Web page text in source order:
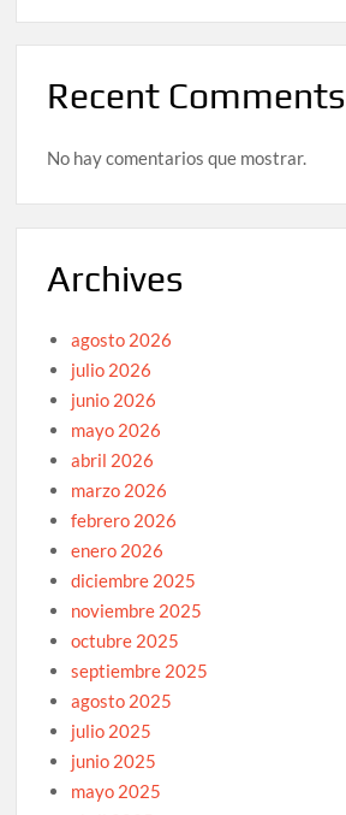
Recent Comments
No hay comentarios que mostrar.
Archives
agosto 2026
julio 2026
junio 2026
mayo 2026
abril 2026
marzo 2026
febrero 2026
enero 2026
diciembre 2025
noviembre 2025
octubre 2025
septiembre 2025
agosto 2025
julio 2025
junio 2025
mayo 2025